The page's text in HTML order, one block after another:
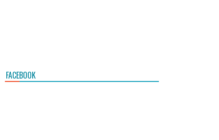
FACEBOOK